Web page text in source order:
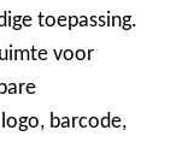
toepassing.
voor
barcode,